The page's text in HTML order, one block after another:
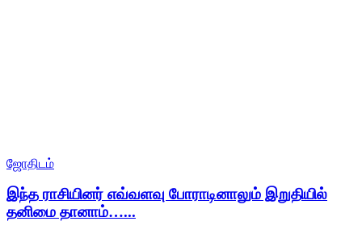
ஜோதிடம்
இந்த ராசியினர் எவ்வளவு போராடினாலும் இறுதியில்
தனிமை தானாம்…...